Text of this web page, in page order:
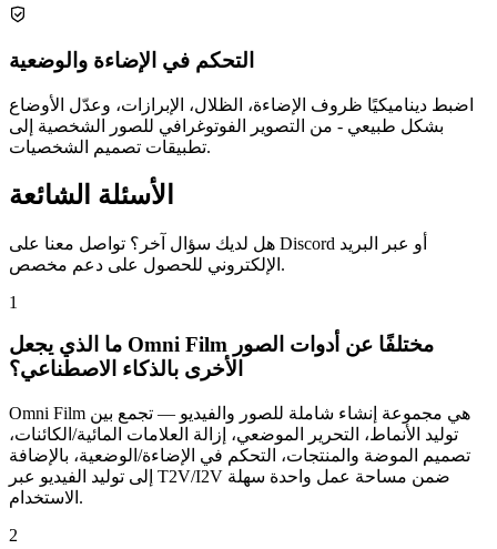
التحكم في الإضاءة والوضعية
اضبط ديناميكيًا ظروف الإضاءة، الظلال، الإبرازات، وعدّل الأوضاع
بشكل طبيعي - من التصوير الفوتوغرافي للصور الشخصية إلى
تطبيقات تصميم الشخصيات.
الأسئلة الشائعة
هل لديك سؤال آخر؟ تواصل معنا على Discord أو عبر البريد
الإلكتروني للحصول على دعم مخصص.
1
ما الذي يجعل Omni Film مختلفًا عن أدوات الصور
الأخرى بالذكاء الاصطناعي؟
Omni Film هي مجموعة إنشاء شاملة للصور والفيديو — تجمع بين
توليد الأنماط، التحرير الموضعي، إزالة العلامات المائية/الكائنات،
تصميم الموضة والمنتجات، التحكم في الإضاءة/الوضعية، بالإضافة
إلى توليد الفيديو عبر T2V/I2V ضمن مساحة عمل واحدة سهلة
الاستخدام.
2